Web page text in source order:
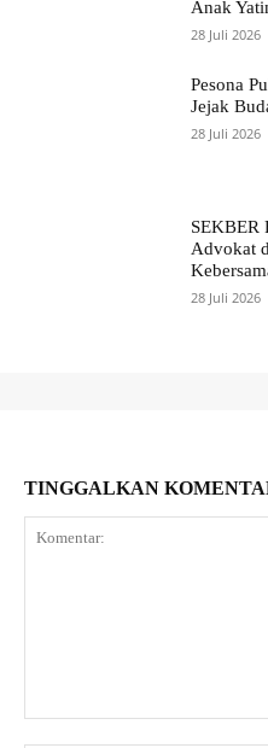
Anak
28 Juli 2026
Pesona
Jejak
28 Juli 2026
SEKBER
Advokat
28 Juli 2026
TINGGALKAN